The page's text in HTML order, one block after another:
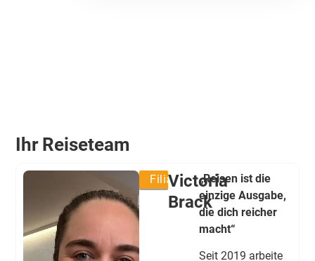
Ihr Reiseteam
Filialleitung
Victoria
Brack
„Reisen ist die
einzige Ausgabe,
die dich reicher
macht“
Seit 2019 arbeite